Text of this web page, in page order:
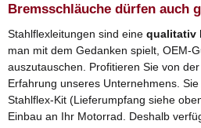
Bremsschläuche dürfen auch
Stahlflexleitungen sind eine qualitativ
man mit dem Gedanken spielt, OEM-
auszutauschen. Profitieren Sie von
Erfahrung unseres Unternehmens.
Stahlflex-Kit (Lieferumpfang siehe
Einbau an Ihr Motorrad. Deshalb